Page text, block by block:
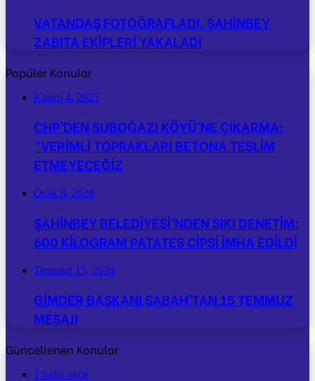
VATANDAŞ FOTOĞRAFLADI, ŞAHİNBEY
ZABITA EKİPLERİ YAKALADI
Popüler Konular
Kasım 4, 2025
CHP’DEN SUBOĞAZI KÖYÜ’NE ÇIKARMA:
“VERİMLİ TOPRAKLARI BETONA TESLİM
ETMEYECEĞİZ
Ocak 8, 2026
ŞAHİNBEY BELEDİYESİ’NDEN SIKI DENETİM:
600 KİLOGRAM PATATES CİPSİ İMHA EDİLDİ
Temmuz 15, 2024
GİMDER BAŞKANI SABAH’TAN 15 TEMMUZ
MESAJI
Güncellenen Konular
1 hafta önce